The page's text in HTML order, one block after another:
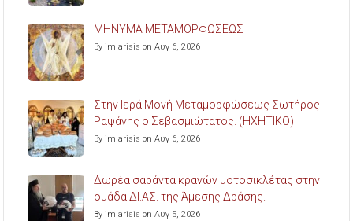
ΜΗΝΥΜΑ ΜΕΤΑΜΟΡΦΩΣΕΩΣ
By imlarisis on Αυγ 6, 2026
Στην Ιερά Μονή Μεταμορφώσεως Σωτήρος
Ραψάνης ο Σεβασμιώτατος. (ΗΧΗΤΙΚΟ)
By imlarisis on Αυγ 6, 2026
Δωρέα σαράντα κρανών μοτοσικλέτας στην
ομάδα ΔΙ.ΑΣ. της Άμεσης Δράσης.
By imlarisis on Αυγ 5, 2026